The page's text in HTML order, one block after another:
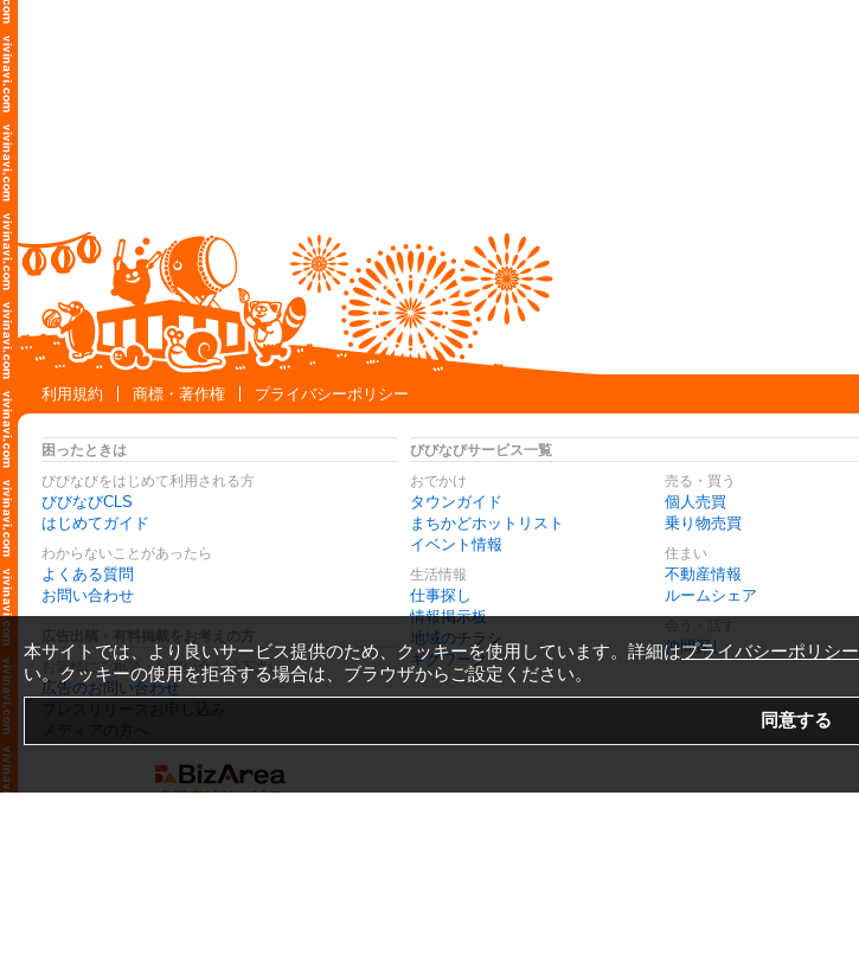
利用規約
商標・著作権 プライバシーポリシー
困ったときは
びびなびをはじめて利用される方
びびなびCLS
はじめてガイド
わからないことがあったら
よくある質問
お問い合わせ
お気軽にご相談・お問い合わせ下さい
広告のお問い合わせ
プレスリリースお申し込み
メディアの方へ
びびなびサービス一覧
おでかけ
タウンガイド
まちかどホットリスト
イベント情報
生活情報
仕事探し
情報掲示板
地域のチラシ
ギグワーク
売る・買う
個人売買
乗り物売買
住まい
不動産情報
ルームシェア
仲間探し
本サイトでは、より良いサービス提供のため、クッキーを使用しています。詳細はプライバシーポリシー
い。クッキーの使用を拒否する場合は、ブラウザからご設定ください。